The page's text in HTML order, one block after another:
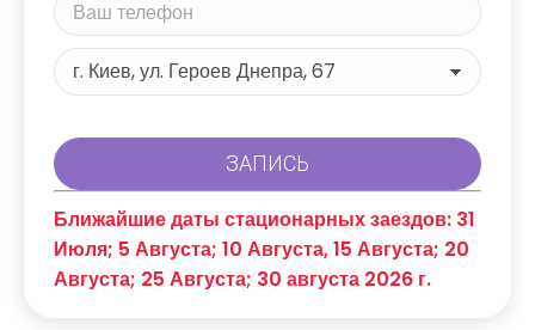
Ближайшие даты стационарных заездов: 31
Июля; 5 Августа; 10 Августа, 15 Августа; 20
Августа; 25 Августа; 30 августа 2026 г.